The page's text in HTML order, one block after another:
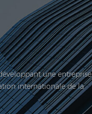
une entreprise
internationale de la
2006, Jadeur acquis ...